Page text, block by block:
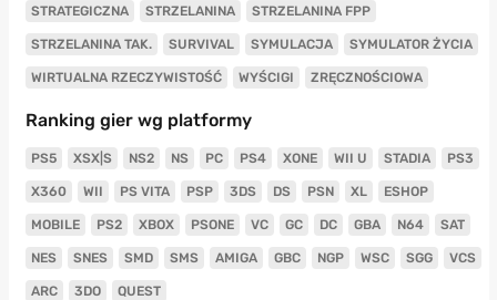
STRATEGICZNA STRZELANINA STRZELANINA FPP
STRZELANINA TAK. SURVIVAL SYMULACJA SYMULATOR ŻYCIA
WIRTUALNA RZECZYWISTOŚĆ WYŚCIGI ZRĘCZNOŚCIOWA
Ranking gier wg platformy
PS5 XSX|S NS2 NS PC PS4 XONE WII U STADIA PS3
X360 WII PS VITA PSP 3DS DS PSN XL ESHOP
MOBILE PS2 XBOX PSONE VC GC DC GBA N64 SAT
NES SNES SMD SMS AMIGA GBC NGP WSC SGG VCS
ARC 3DO QUEST